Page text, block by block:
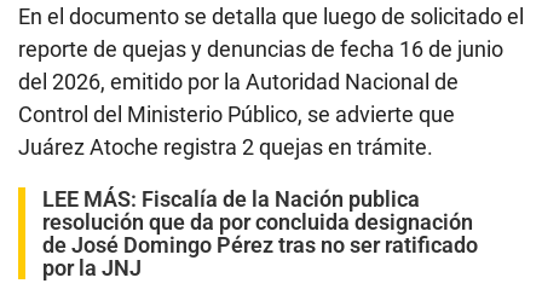
En el documento se detalla que luego de solicitado el
reporte de quejas y denuncias de fecha 16 de junio
del 2026, emitido por la Autoridad Nacional de
Control del Ministerio Público, se advierte que
Juárez Atoche registra 2 quejas en trámite.
LEE MÁS: Fiscalía de la Nación publica
resolución que da por concluida designación
de José Domingo Pérez tras no ser ratificado
por la JNJ